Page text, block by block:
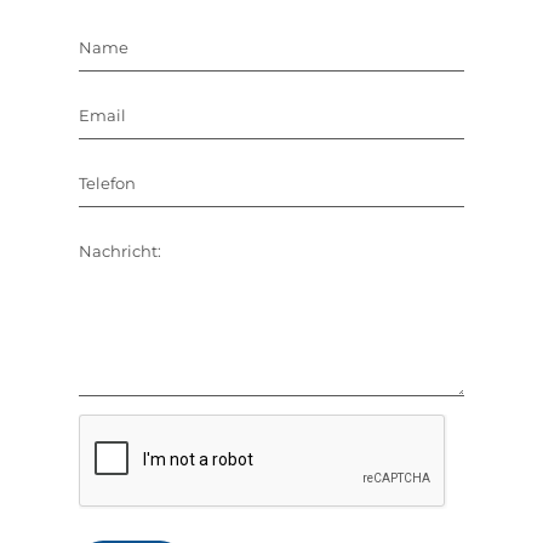
Name
Email
Telefon
Nachricht: